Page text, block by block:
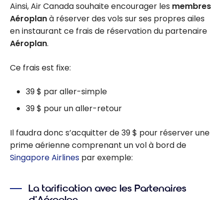
Ainsi, Air Canada souhaite encourager les membres
Aéroplanà réserver des vols sur ses propres ailes
en instaurant ce frais de réservation du partenaire
Aéroplan.
Ce frais est fixe:
39 $ par aller-simple
39 $ pour un aller-retour
Il faudra donc s’acquitter de 39 $ pour réserver une
prime aérienne comprenant un vol à bord de
Singapore Airlines par exemple:
La tarification avec les Partenaires